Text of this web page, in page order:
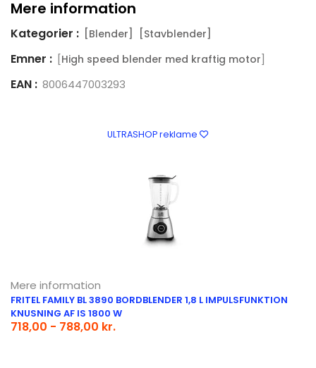
Mere information
Kategorier : [Blender] [Stavblender]
Emner : [High speed blender med kraftig motor]
EAN : 8006447003293
ULTRASHOP reklame
Mere information
FRITEL FAMILY BL 3890 BORDBLENDER 1,8 L IMPULSFUNKTION
KNUSNING AF IS 1800 W
718,00 - 788,00 kr.